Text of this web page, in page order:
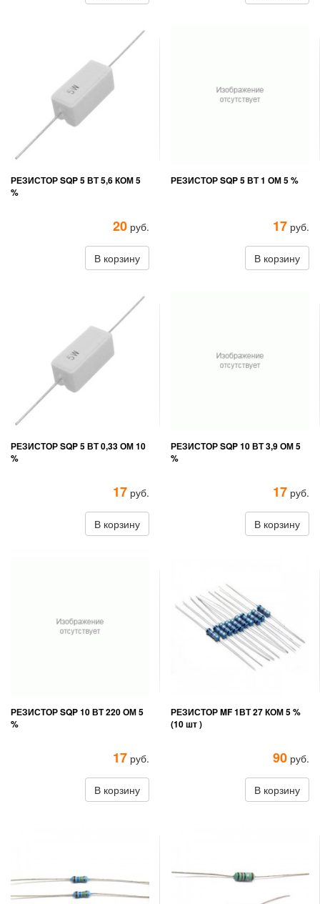
РЕЗИСТОР SQP 5 ВТ 5,6 КОМ 5
%
20 руб.
В корзину
РЕЗИСТОР SQP 5 ВТ 1 ОМ 5 %
17 руб.
В корзину
РЕЗИСТОР SQP 5 ВТ 0,33 ОМ 10
%
17 руб.
В корзину
РЕЗИСТОР SQP 10 ВТ 3,9 ОМ 5
%
17 руб.
В корзину
РЕЗИСТОР SQP 10 ВТ 220 ОМ 5
%
17 руб.
В корзину
РЕЗИСТОР MF 1ВТ 27 КОМ 5 %
(10 шт )
90 руб.
В корзину